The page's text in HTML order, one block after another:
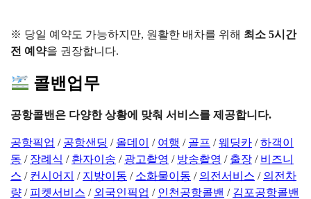
※ 당일 예약도 가능하지만, 원활한 배차를 위해 최소 5시간
전 예약을 권장합니다.
콜밴업무
공항콜밴은 다양한 상황에 맞춰 서비스를 제공합니다.
공항픽업 / 공항샌딩 / 올데이 / 여행 / 골프 /웨딩카 /하객이
동 / 장례식 / 환자이송 / 광고촬영 / 방송촬영 / 출장 / 비즈니
스 / 컨시어지 / 지방이동 / 소화물이동 / 의전서비스 / 의전차
량 / 피켓서비스 / 외국인픽업 / 인천공항콜밴 / 김포공항콜밴